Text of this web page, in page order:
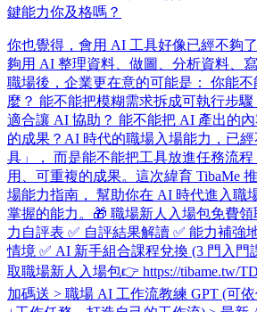
鍵能力你及格嗎？
你也覺得，會用 AI 工具好像已經不夠
夠用 AI 整理資料、做圖、分析資料、
職場後，企業更在意的可能是： 你能
麼？ 能不能把模糊需求拆成可執行步
適合讓 AI 協助？ 能不能把 AI 產出的
的成果？ ​ AI 時代的職場入場能力，已
具」， 而是能不能把工具放進任務流
用、可重複的成果。 ​ 這次緯育 TibaMe
場能力指南， 幫助你在 AI 時代進入職
掌握的能力。 ​ 🎁 職場新人入場包免費
力自評表 ✅ 自評結果解讀 ✅ 能力補強
情境 ✅ AI 新手組合課程兌換 (3 門入門
取職場新人入場包👉 https://tibame.tw/
加碼送 > 職場 AI 工作流教練 GPT (可